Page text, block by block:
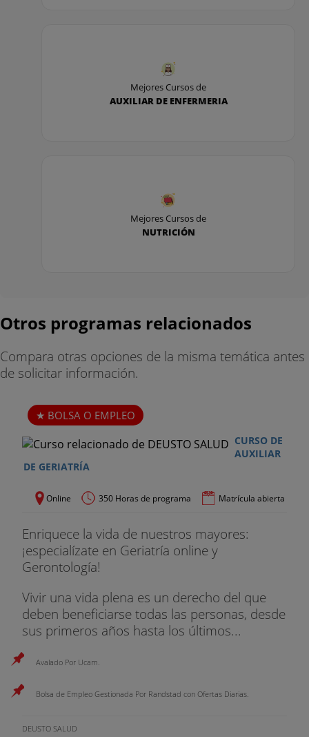
Mejores Cursos de
AUXILIAR DE ENFERMERIA
Mejores Cursos de
NUTRICIÓN
Otros programas relacionados
Compara otras opciones de la misma temática antes
de solicitar información.
BOLSA O EMPLEO
CURSO DE
AUXILIAR
DE GERIATRÍA
Online 350 Horas de programa Matrícula abierta
Enriquece la vida de nuestros mayores:
¡especialízate en Geriatría online y
Gerontología!
Vivir una vida plena es un derecho del que
deben beneficiarse todas las personas, desde
sus primeros años hasta los últimos...
Avalado Por Ucam.
Bolsa de Empleo Gestionada Por Randstad con Ofertas Diarias.
DEUSTO SALUD